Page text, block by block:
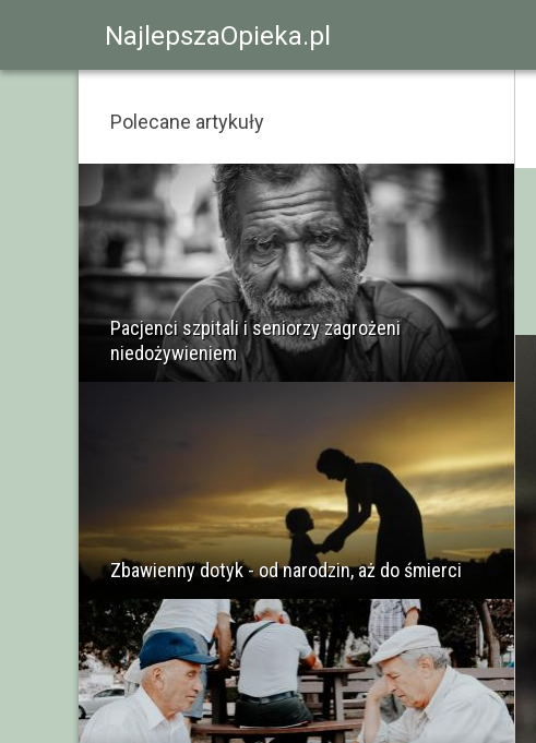
NajlepszaOpieka.pl
Polecane artykuły
Pacjenci szpitali i seniorzy zagrożeni
niedożywieniem
Zbawienny dotyk - od narodzin, aż do śmierci